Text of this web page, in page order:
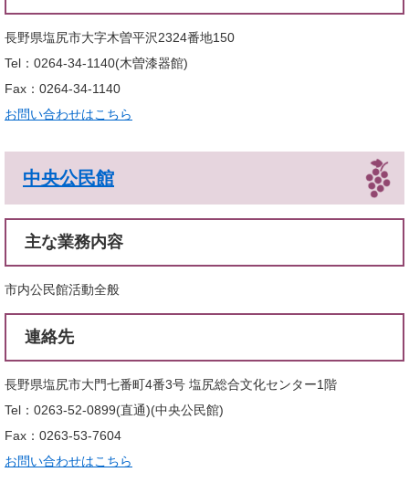
長野県塩尻市大字木曽平沢2324番地150
Tel：0264-34-1140 木曽漆器館
Fax：0264-34-1140
お問い合わせはこちら
中央公民館
主な業務内容
市内公民館活動全般
連絡先
長野県塩尻市大門七番町4番3号 塩尻総合文化センター1階
Tel：0263-52-0899(直通) 中央公民館
Fax：0263-53-7604
お問い合わせはこちら